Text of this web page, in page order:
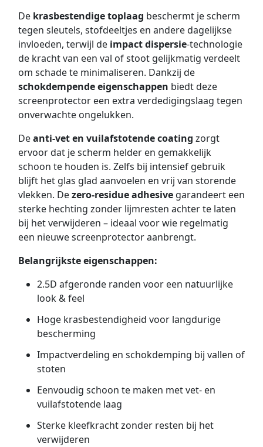
De krasbestendige toplaag beschermt je scherm
tegen sleutels, stofdeeltjes en andere dagelijkse
invloeden, terwijl de impact dispersie-technologie
de kracht van een val of stoot gelijkmatig verdeelt
om schade te minimaliseren. Dankzij de
schokdempende eigenschappen biedt deze
screenprotector een extra verdedigingslaag tegen
onverwachte ongelukken.
Deanti-vet en vuilafstotende coating zorgt
ervoor dat je scherm helder en gemakkelijk
schoon te houden is. Zelfs bij intensief gebruik
blijft het glas glad aanvoelen en vrij van storende
vlekken. Dezero-residue adhesivegarandeert een
sterke hechting zonder lijmresten achter te laten
bij het verwijderen – ideaal voor wie regelmatig
een nieuwe screenprotector aanbrengt.
Belangrijkste eigenschappen:
2.5D afgeronde randen voor een natuurlijke
look & feel
Hoge krasbestendigheid voor langdurige
bescherming
Impactverdeling en schokdemping bij vallen of
stoten
Eenvoudig schoon te maken met vet- en
vuilafstotende laag
Sterke kleefkracht zonder resten bij het
verwijderen